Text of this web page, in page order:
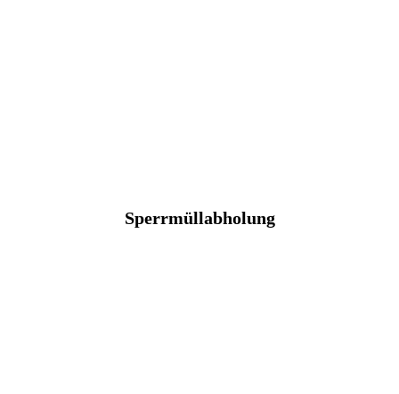
Sperrmüllabholung